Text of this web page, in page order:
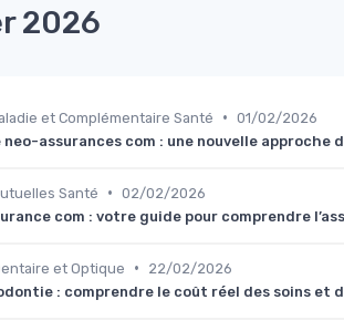
2026
et Complémentaire Santé • 01/02/2026
neo-assurances com : une nouvelle approche
Santé • 02/02/2026
com : votre guide pour comprendre
et Optique •
22/02/2026
: comprendre le coût réel des soins et